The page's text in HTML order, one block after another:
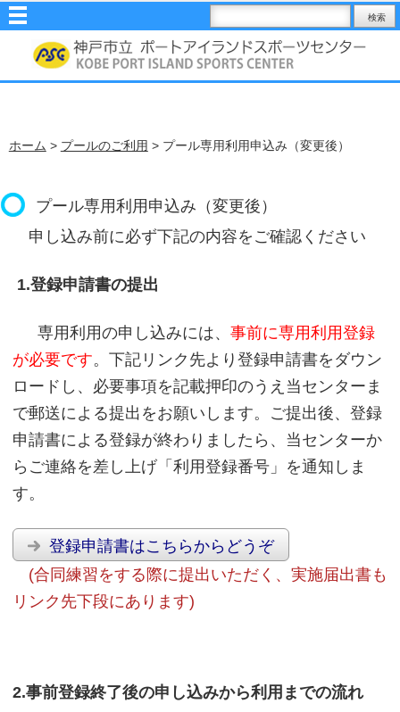
ホーム > プールのご利用 > プール専用利用申込み（変更後）
プール専用利用申込み（変更後）
申し込み前に必ず下記の内容をご確認ください
1.登録申請書の提出
専用利用の申し込みには、 事前に専用利用登録
が必要です。下記リンク先より登録申請書をダウン
ロードし、必要事項を記載押印のうえ当センターま
で郵送による提出をお願いします。ご提出後、登録
申請書による登録が終わりましたら、当センターか
らご連絡を差し上げ「利用登録番号」を通知しま
す。
登録申請書はこちらからどうぞ
(合同練習をする際に提出いただく、実施届出書も
リンク先下段にあります)
2.事前登録終了後の申し込みから利用までの流れ